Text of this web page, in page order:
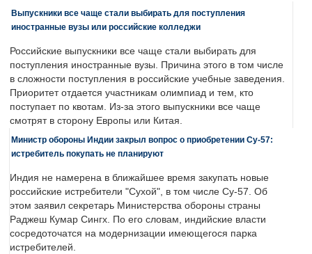
Выпускники все чаще стали выбирать для поступления
иностранные вузы или российские колледжи
Российские выпускники все чаще стали выбирать для
поступления иностранные вузы. Причина этого в том числе
в сложности поступления в российские учебные заведения.
Приоритет отдается участникам олимпиад и тем, кто
поступает по квотам. Из-за этого выпускники все чаще
смотрят в сторону Европы или Китая.
Министр обороны Индии закрыл вопрос о приобретении Су-57:
истребитель покупать не планируют
Индия не намерена в ближайшее время закупать новые
российские истребители "Сухой", в том числе Су-57. Об
этом заявил секретарь Министерства обороны страны
Раджеш Кумар Сингх. По его словам, индийские власти
сосредоточатся на модернизации имеющегося парка
истребителей.